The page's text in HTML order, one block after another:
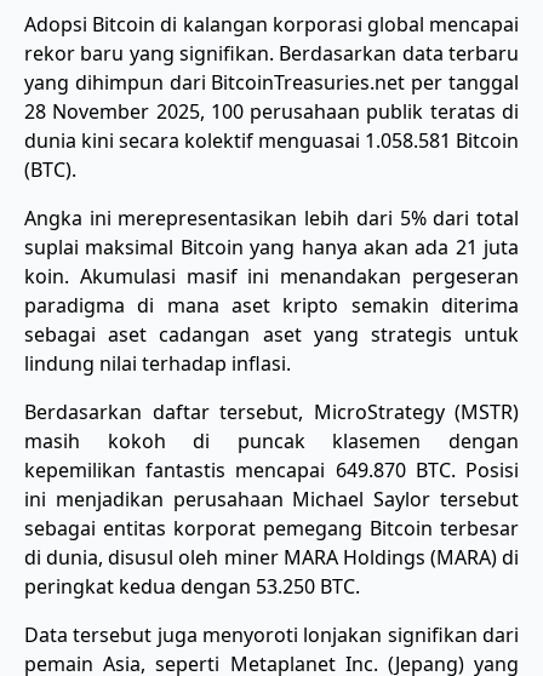
​Adopsi Bitcoin di kalangan korporasi global mencapai
rekor baru yang signifikan. Berdasarkan data terbaru
yang dihimpun dari BitcoinTreasuries.net per tanggal
28 November 2025, 100 perusahaan publik teratas di
dunia kini secara kolektif menguasai 1.058.581 Bitcoin
(BTC).
​Angka ini merepresentasikan lebih dari 5% dari total
suplai maksimal Bitcoin yang hanya akan ada 21 juta
koin. Akumulasi masif ini menandakan pergeseran
paradigma di mana aset kripto semakin diterima
sebagai aset cadangan aset yang strategis untuk
lindung nilai terhadap inflasi.
​Berdasarkan daftar tersebut, MicroStrategy (MSTR)
masih kokoh di puncak klasemen dengan
kepemilikan fantastis mencapai 649.870 BTC. Posisi
ini menjadikan perusahaan Michael Saylor tersebut
sebagai entitas korporat pemegang Bitcoin terbesar
di dunia, disusul oleh miner MARA Holdings (MARA) di
peringkat kedua dengan 53.250 BTC.
​Data tersebut juga menyoroti lonjakan signifikan dari
pemain Asia, seperti Metaplanet Inc. (Jepang) yang